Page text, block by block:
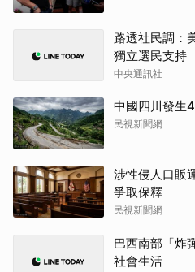
路透社民調：
獨立選民支持
中央通訊社
中國四川發生
民視新聞網
涉性侵人口販
爭取保釋
民視新聞網
巴西南部「炸
社會生活